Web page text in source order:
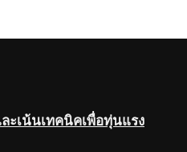
ะเน้นเทคนิคเพื่อทุ่นแรง